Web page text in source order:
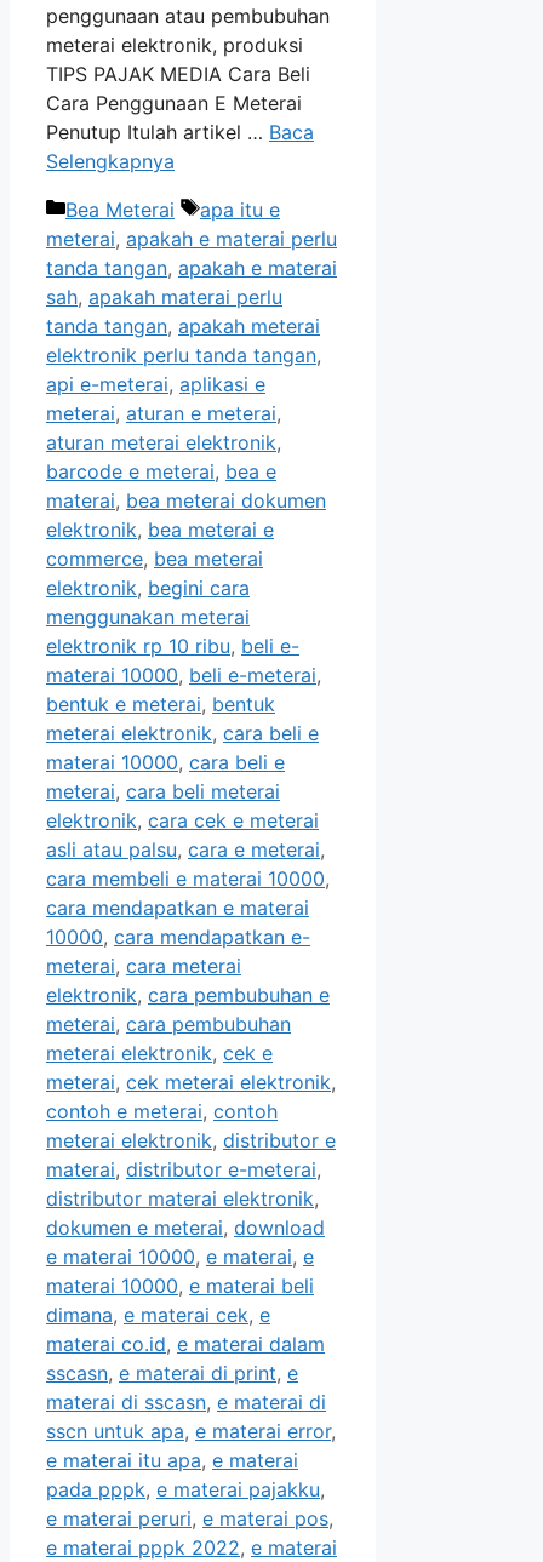
penggunaan atau pembubuhan
meterai elektronik, produksi
TIPS PAJAK MEDIA Cara Beli
Cara Penggunaan E Meterai
Penutup Itulah artikel … Baca
Selengkapnya
Kategori
Bea Meterai Tag
apa itu e
meterai, apakah e materai perlu
tanda tangan, apakah e materai
sah, apakah materai perlu
tanda tangan, apakah meterai
elektronik perlu tanda tangan,
api e-meterai, aplikasi e
meterai, aturan e meterai,
aturan meterai elektronik,
barcode e meterai, bea e
materai, bea meterai dokumen
elektronik, bea meterai e
commerce, bea meterai
elektronik, begini cara
menggunakan meterai
elektronik rp 10 ribu, beli e-
materai 10000, beli e-meterai,
bentuk e meterai, bentuk
meterai elektronik, cara beli e
materai 10000, cara beli e
meterai, cara beli meterai
elektronik, cara cek e meterai
asli atau palsu, cara e meterai,
cara membeli e materai 10000,
cara mendapatkan e materai
10000, cara mendapatkan e-
meterai, cara meterai
elektronik, cara pembubuhan e
meterai, cara pembubuhan
meterai elektronik, cek e
meterai, cek meterai elektronik,
contoh e meterai, contoh
meterai elektronik, distributor e
materai, distributor e-meterai,
distributor materai elektronik,
dokumen e meterai, download
e materai 10000, e materai, e
materai 10000, e materai beli
dimana, e materai cek, e
materai co.id, e materai dalam
sscasn, e materai di print, e
materai di sscasn, e materai di
sscn untuk apa, e materai error,
e materai itu apa, e materai
pada pppk, e materai pajakku,
e materai peruri, e materai pos,
e materai pppk 2022, e materai